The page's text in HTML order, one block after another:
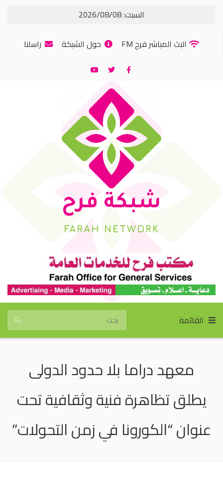
السبت: 2026/08/08
البث المباشر فرح FM
حول الشبكة راسلنا
شبكة فرح
FARAH NETWORK
القائمة
معهد دراما بلا حدود الدولى
يطلق تظاهرة فنية وثقافية تحت
عنوان “الكورونا في زمن التحولات”